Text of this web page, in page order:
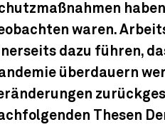
waren.
dazu führen,
überdauern
Thesen